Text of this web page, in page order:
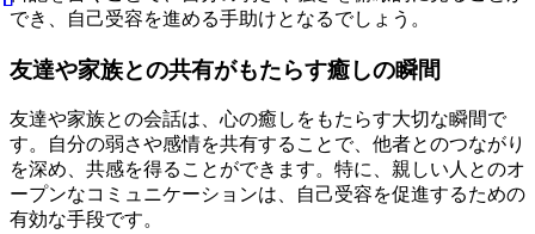
でき、自己受容を進める手助けとなるでしょう。
友達や家族との共有がもたらす癒しの瞬間
友達や家族との会話は、心の癒しをもたらす大切な瞬間で
す。自分の弱さや感情を共有することで、他者とのつながり
を深め、共感を得ることができます。特に、親しい人とのオ
ープンなコミュニケーションは、自己受容を促進するための
有効な手段です。